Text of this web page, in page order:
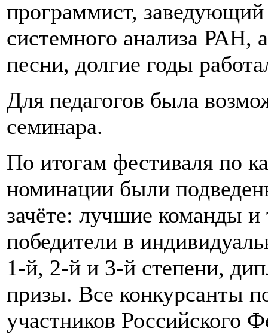
программист,
системного анализа РАН,
песни, долгие годы
Для педагогов была
семинара.
По итогам фестиваля по
номинации были
зачёте: лучшие команды и
победители в
1-й, 2-й и 3-й степени,
призы. Все конкурсанты
участников Российского